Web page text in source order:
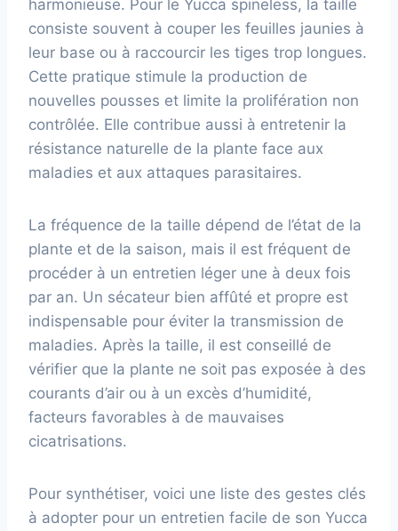
harmonieuse. Pour le Yucca spineless, la taille
consiste souvent à couper les feuilles jaunies à
leur base ou à raccourcir les tiges trop longues.
Cette pratique stimule la production de
nouvelles pousses et limite la prolifération non
contrôlée. Elle contribue aussi à entretenir la
résistance naturelle de la plante face aux
maladies et aux attaques parasitaires.
La fréquence de la taille dépend de l’état de la
plante et de la saison, mais il est fréquent de
procéder à un entretien léger une à deux fois
par an. Un sécateur bien affûté et propre est
indispensable pour éviter la transmission de
maladies. Après la taille, il est conseillé de
vérifier que la plante ne soit pas exposée à des
courants d’air ou à un excès d’humidité,
facteurs favorables à de mauvaises
cicatrisations.
Pour synthétiser, voici une liste des gestes clés
à adopter pour un entretien facile de son Yucca